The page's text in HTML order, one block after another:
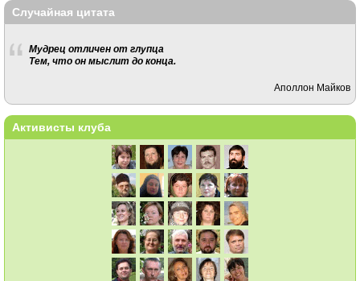
Случайная цитата
Мудрец отличен от глупца
Тем, что он мыслит до конца.
Аполлон Майков
Активисты клуба